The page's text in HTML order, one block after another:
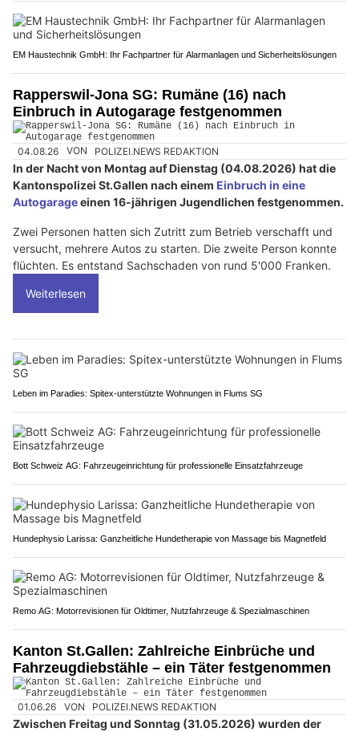
EM Haustechnik GmbH: Ihr Fachpartner für Alarmanlagen und Sicherheitslösungen
Rapperswil-Jona SG: Rumäne (16) nach
Einbruch in Autogarage festgenommen
04.08.26 VON POLIZEI.NEWS REDAKTION
In der Nacht von Montag auf Dienstag (04.08.2026) hat die
Kantonspolizei St.Gallen nach einem Einbruch in eine
Autogarageeinen 16-jährigen Jugendlichen festgenommen.
Zwei Personen hatten sich Zutritt zum Betrieb verschafft und
versucht, mehrere Autos zu starten. Die zweite Person konnte
flüchten. Es entstand Sachschaden von rund 5'000 Franken.
Weiterlesen
Leben im Paradies: Spitex-unterstützte Wohnungen in Flums SG
Bott Schweiz AG: Fahrzeugeinrichtung für professionelle Einsatzfahrzeuge
Hundephysio Larissa: Ganzheitliche Hundetherapie von Massage bis Magnetfeld
Remo AG: Motorrevisionen für Oldtimer, Nutzfahrzeuge & Spezialmaschinen
Kanton St.Gallen: Zahlreiche Einbrüche und
Fahrzeugdiebstähle – ein Täter festgenommen
01.06.26 VON POLIZEI.NEWS REDAKTION
Zwischen Freitag und Sonntag (31.05.2026) wurden der